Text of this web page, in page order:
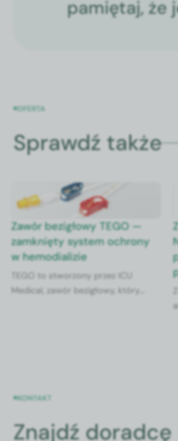
pamiętaj, że
OFERTA
Sprawdź także
Zawór bezigłowy TEGO —
zamknięty system ochrony
w hemodializie
TEGO to stworzony przez ICU
Medical, zawór bezigłowy, który
KONTAKT
Znajdź doradcę